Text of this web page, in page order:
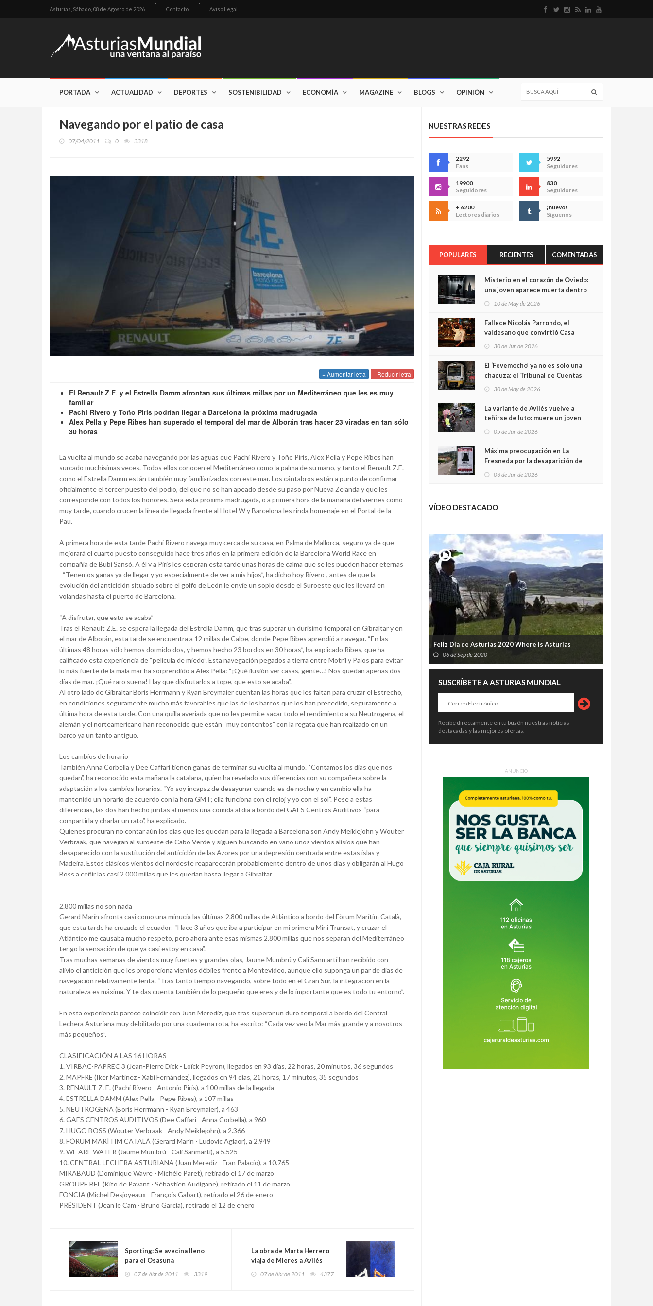
Asturias, Sábado, 08 de Agosto de 2026 Contacto Aviso Legal
PORTADA ACTUALIDAD DEPORTES SOSTENIBILIDAD ECONOMÍA MAGAZINE BLOGS OPINIÓN
Navegando por el patio de casa
07/04/2011 0 3318
+ Aumentar letra - Reducir letra
El Renault Z.E. y el Estrella Damm afrontan sus últimas millas por un Mediterráneo que les es muy
familiar
Pachi Rivero y Toño Piris podrían llegar a Barcelona la próxima madrugada
Alex Pella y Pepe Ribes han superado el temporal del mar de Alborán tras hacer 23 viradas en tan sólo
30 horas
La vuelta al mundo se acaba navegando por las aguas que Pachi Rivero y Toño Piris, Alex Pella y Pepe Ribes han
surcado muchísimas veces. Todos ellos conocen el Mediterráneo como la palma de su mano, y tanto el Renault Z.E.
como el Estrella Damm están también muy familiarizados con este mar. Los cántabros están a punto de confirmar
oficialmente el tercer puesto del podio, del que no se han apeado desde su paso por Nueva Zelanda y que les
corresponde con todos los honores. Será esta próxima madrugada, o a primera hora de la mañana del viernes como
muy tarde, cuando crucen la línea de llegada frente al Hotel W y Barcelona les rinda homenaje en el Portal de la
Pau.
A primera hora de esta tarde Pachi Rivero navega muy cerca de su casa, en Palma de Mallorca, seguro ya de que
mejorará el cuarto puesto conseguido hace tres años en la primera edición de la Barcelona World Race en
compañía de Bubi Sansó. A él y a Piris les esperan esta tarde unas horas de calma que se les pueden hacer eternas
–“Tenemos ganas ya de llegar y yo especialmente de ver a mis hijos”, ha dicho hoy Rivero-, antes de que la
evolución del anticiclón situado sobre el golfo de León le envíe un soplo desde el Suroeste que les llevará en
volandas hasta el puerto de Barcelona.
“A disfrutar, que esto se acaba”
Tras el Renault Z.E. se espera la llegada del Estrella Damm, que tras superar un durísimo temporal en Gibraltar y en
el mar de Alborán, esta tarde se encuentra a 12 millas de Calpe, donde Pepe Ribes aprendió a navegar. “En las
últimas 48 horas sólo hemos dormido dos, y hemos hecho 23 bordos en 30 horas”, ha explicado Ribes, que ha
calificado esta experiencia de “película de miedo”. Esta navegación pegados a tierra entre Motril y Palos para evitar
lo más fuerte de la mala mar ha sorprendido a Alex Pella: “¡Qué ilusión ver casas, gente…! Nos quedan apenas dos
días de mar. ¡Qué raro suena! Hay que disfrutarlos a tope, que esto se acaba”.
Al otro lado de Gibraltar Boris Herrmann y Ryan Breymaier cuentan las horas que les faltan para cruzar el Estrecho,
en condiciones seguramente mucho más favorables que las de los barcos que los han precedido, seguramente a
última hora de esta tarde. Con una quilla averiada que no les permite sacar todo el rendimiento a su Neutrogena, el
alemán y el norteamericano han reconocido que están “muy contentos” con la regata que han realizado en un
barco ya un tanto antiguo.
Los cambios de horario
También Anna Corbella y Dee Caffari tienen ganas de terminar su vuelta al mundo. “Contamos los días que nos
quedan”, ha reconocido esta mañana la catalana, quien ha revelado sus diferencias con su compañera sobre la
adaptación a los cambios horarios. “Yo soy incapaz de desayunar cuando es de noche y en cambio ella ha
mantenido un horario de acuerdo con la hora GMT; ella funciona con el reloj y yo con el sol”. Pese a estas
diferencias, las dos han hecho juntas al menos una comida al día a bordo del GAES Centros Auditivos “para
compartirla y charlar un rato”, ha explicado.
Quienes procuran no contar aún los días que les quedan para la llegada a Barcelona son Andy Meiklejohn y Wouter
Verbraak, que navegan al suroeste de Cabo Verde y siguen buscando en vano unos vientos alisios que han
desaparecido con la sustitución del anticiclón de las Azores por una depresión centrada entre estas islas y
Madeira. Estos clásicos vientos del nordeste reaparecerán probablemente dentro de unos días y obligarán al Hugo
Boss a ceñir las casi 2.000 millas que les quedan hasta llegar a Gibraltar.
2.800 millas no son nada
Gerard Marín afronta casi como una minucia las últimas 2.800 millas de Atlántico a bordo del Fòrum Marítim Català,
que esta tarde ha cruzado el ecuador: “Hace 3 años que iba a participar en mi primera Mini Transat, y cruzar el
Atlántico me causaba mucho respeto, pero ahora ante esas mismas 2.800 millas que nos separan del Mediterráneo
tengo la sensación de que ya casi estoy en casa”.
Tras muchas semanas de vientos muy fuertes y grandes olas, Jaume Mumbrú y Cali Sanmartí han recibido con
alivio el anticiclón que les proporciona vientos débiles frente a Montevideo, aunque ello suponga un par de días de
navegación relativamente lenta. “Tras tanto tiempo navegando, sobre todo en el Gran Sur, la integración en la
naturaleza es máxima. Y te das cuenta también de lo pequeño que eres y de lo importante que es todo tu entorno”.
En esta experiencia parece coincidir con Juan Merediz, que tras superar un duro temporal a bordo del Central
Lechera Asturiana muy debilitado por una cuaderna rota, ha escrito: “Cada vez veo la Mar más grande y a nosotros
más pequeños”.
CLASIFICACIÓN A LAS 16 HORAS
1. VIRBAC-PAPREC 3 (Jean-Pierre Dick - Loïck Peyron), llegados en 93 días, 22 horas, 20 minutos, 36 segundos
2. MAPFRE (Iker Martínez - Xabi Fernández), llegados en 94 días, 21 horas, 17 minutos, 35 segundos
3. RENAULT Z. E. (Pachi Rivero - Antonio Piris), a 100 millas de la llegada
4. ESTRELLA DAMM (Alex Pella - Pepe Ribes), a 107 millas
5. NEUTROGENA (Boris Herrmann - Ryan Breymaier), a 463
6. GAES CENTROS AUDITIVOS (Dee Caffari - Anna Corbella), a 960
7. HUGO BOSS (Wouter Verbraak - Andy Meiklejohn), a 2.366
8. FÒRUM MARÍTIM CATALÀ (Gerard Marín - Ludovic Aglaor), a 2.949
9. WE ARE WATER (Jaume Mumbrú - Cali Sanmartí), a 5.525
10. CENTRAL LECHERA ASTURIANA (Juan Merediz - Fran Palacio), a 10.765
MIRABAUD (Dominique Wavre - Michèle Paret), retirado el 17 de marzo
GROUPE BEL (Kito de Pavant - Sébastien Audigane), retirado el 11 de marzo
FONCIA (Michel Desjoyeaux - François Gabart), retirado el 26 de enero
PRÉSIDENT (Jean le Cam - Bruno García), retirado el 12 de enero
Sporting: Se avecina lleno
para el Osasuna
07 de Abr de 2011 3319
La obra de Marta Herrero
viaja de Mieres a Avilés
07 de Abr de 2011 4377
NUESTRAS REDES
2292
Fans
5992
Seguidores
19900
Seguidores
830
Seguidores
+ 6200
Lectores diarios
¡nuevo!
Síguenos
POPULARES RECIENTES COMENTADAS
Misterio en el corazón de Oviedo:
una joven aparece muerta dentro
cámaras captan sus últimos
minutos
10 de May de 2026
Fallece Nicolás Parrondo, el
valdesano que convirtió Casa
30 de Jun de 2026
El ‘Fevemocho’ ya no es solo una
chapuza: el Tribunal de Cuentas
sobrecoste de los trenes que no
cabían por los túneles
30 de May de 2026
La variante de Avilés vuelve a
teñirse de luto: muere un joven
05 de Jun de 2026
Máxima preocupación en La
Fresneda por la desaparición de
03 de Jun de 2026
VÍDEO DESTACADO
Feliz Día de Asturias 2020 Where is Asturias
06 de Sep de 2020
SUSCRÍBETE A ASTURIAS MUNDIAL
Recibe directamente en tu buzón nuestras noticias
destacadas y las mejores ofertas.
ANUNCIO